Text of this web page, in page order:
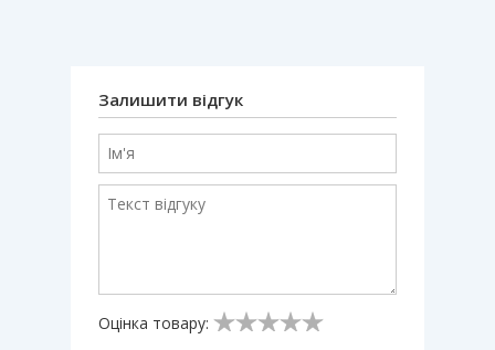
Залишити відгук
Оцінка товару: